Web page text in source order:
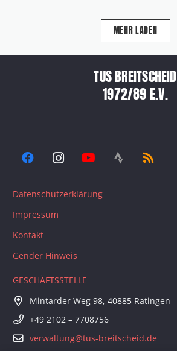
MEHR LADEN
TUS BREITSCHEID
1972/89 E.V.
Datenschutzerklärung
Impressum
Kontakt
Gender Hinweis
GESCHÄFTSSTELLE
Mintarder Weg 98, 40885 Ratingen
+49 2102 – 7708756
verwaltung@tus-breitscheid.de